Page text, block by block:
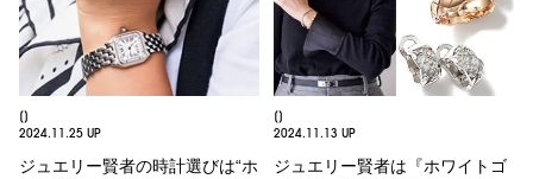
[]
2024.11.25 UP
ジュエリー賢者の時計選びは“ホ
[]
2024.11.13 UP
ジュエリー賢者は『ホワイトゴ